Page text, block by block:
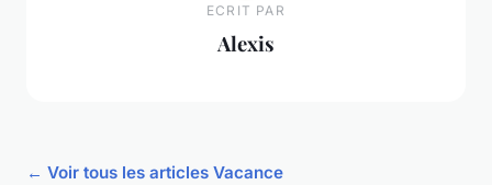
ECRIT PAR
Alexis
← Voir tous les articles Vacance